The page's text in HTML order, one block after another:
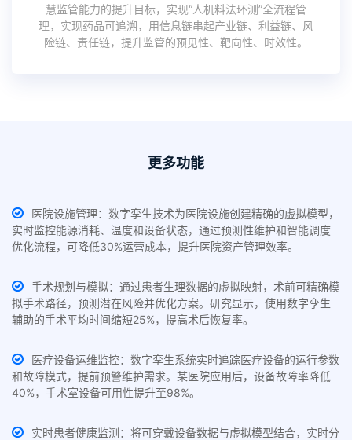
慧监管能力的提升目标，实现“人机料法环测”全流程管
理，实现药品可追溯，用信息链串起产业链、利益链、风
险链、责任链，提升监管的预见性、靶向性、时效性。
更多功能
医院设施管理：数字孪生技术为医院设施创建精确的虚拟模型，
实时监控能源消耗、温度和设备状态，通过预测性维护和智能调度
优化流程，可降低30%运营成本，提升医院资产管理效率。
手术规划与模拟：通过患者生理数据的虚拟映射，术前可精确模
拟手术路径，预测潜在风险并优化方案。研究显示，使用数字孪生
辅助的手术平均时间缩短25%，提高术后恢复率。
医疗设备运维监控：数字孪生系统实时追踪医疗设备的运行参数
和故障模式，提前预警维护需求。某医院应用后，设备故障率降低
40%，手术室设备可用性提升至98%。
实时患者健康监测：将可穿戴设备数据与虚拟模型结合，实时分